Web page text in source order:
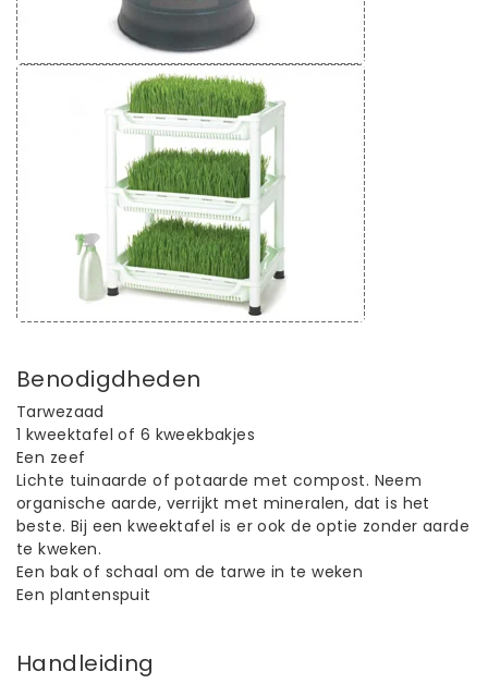
Benodigdheden
Tarwezaad
1 kweektafel of 6 kweekbakjes
Een zeef
Lichte tuinaarde of potaarde met compost. Neem
organische aarde, verrijkt met mineralen, dat is het
beste. Bij een kweektafel is er ook de optie zonder aarde
te kweken.
Een bak of schaal om de tarwe in te weken
Een plantenspuit
Handleiding